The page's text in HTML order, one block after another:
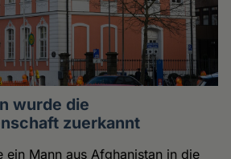
wurde die
zuerkannt
Mann aus Afghanistan in die